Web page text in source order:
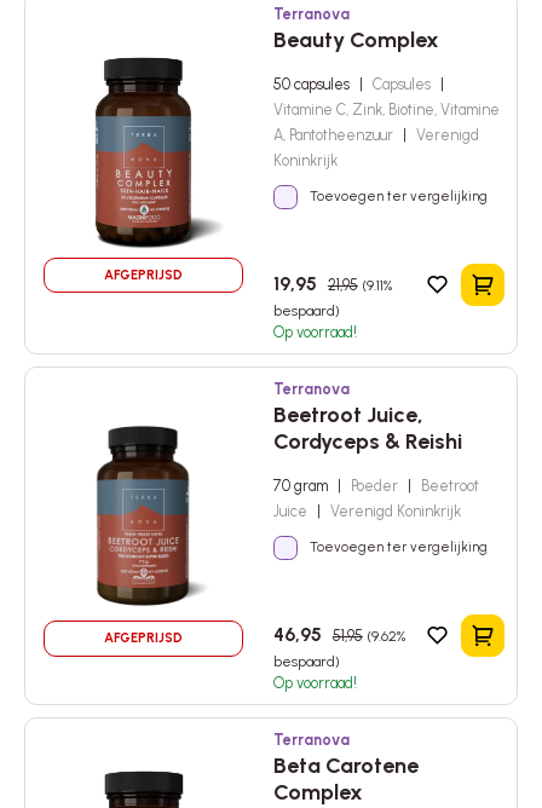
AFGEPRIJSD
Terranova
Beauty Complex
50 capsules Capsules
Vitamine C, Zink, Biotine, Vitamine
A, Pantotheenzuur
Verenigd
Koninkrijk
Toevoegen ter vergelijking
19,95 21,95 (9.11%
bespaard)
Op voorraad!
In het
AFGEPRIJSD
Terranova
Beetroot Juice,
Cordyceps & Reishi
70 gram Poeder
Beetroot
Juice
Verenigd Koninkrijk
Toevoegen ter vergelijking
46,95 51,95 (9.62%
bespaard)
Op voorraad!
In het
Terranova
Beta Carotene
Complex